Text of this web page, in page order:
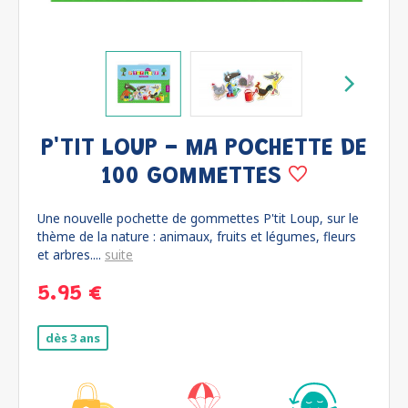
P'TIT LOUP - MA POCHETTE DE
100 GOMMETTES
Une nouvelle pochette de gommettes P'tit Loup, sur le
thème de la nature : animaux, fruits et légumes, fleurs
et arbres.... suite
5.95 €
dès 3 ans